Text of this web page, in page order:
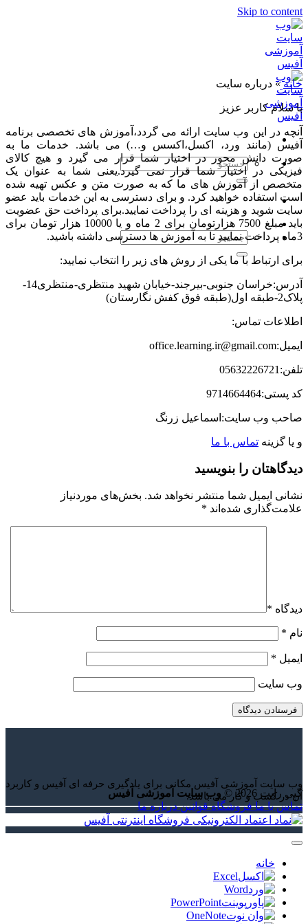
Skip to content
خانه» درباره سايت
با سلام کاربر عزیز
آنچه در این وب سایت ارائه می گردد،آموزش های تخصصی برنامه
آفیس (مانند ورد، اکسل،اکسس و…) می باشد. خدمات ما به
صورت دانش محور در اختیار شما قرار می گیرد و هیچ کالای
فیزیکی در اختیار شما قرار نمی گیرد.یعنی شما به عنوان یک
متخصص از آموزش های ما که به صورت متن و عکس تهیه شده
است استفاده خواهید کرد. و برای دسترسی به این خدمات باید عضو
سایت شوید و هزینه ای را پرداخت نمایید.برای پرداخت حق عضویت
باید مبلغ 7500 هزارتومان برای 2 ماه و یا 10000 هزار تومان برای
3ماه پرداخت نمایید تا به آموزش ها دسترسی داشته باشید.
برای ارتباط با ما یکی از روش های زیر را انتخاب نمایید:
آدرس:خراسان جنوبی-بیرجند-خیابان شهید منتظری-منتظری14-
پلاک2-طبقه اول(طبقه فوق کفش نگارستان)
اطلاعات تماس:
ایمیل:office.learning.ir@gmail.com
تلفن: 05632226721
کد پستی:9714664464
صاحب وب سایت:اسماعیل زرنگ
و یا گزینه تماس با ما
دیدگاهتان را بنویسید
نشانی ایمیل شما منتشر نخواهد شد. بخش‌های موردنیاز
علامت‌گذاری شده‌اند *
دیدگاه *
نام *
ایمیل *
وب‌ سایت
وب سایت آموزشی آفیس مکانی برای یادگیری حرفه ای آفیس و کاربرد
آن در کسب و کار می باشد.
کپی رایت 2026 ©
وب سایت آموزشی آفیس
تماس با ما فروشگاه قوانین درباره ما
خانه
Excel
Word
PowerPoint
OneNote